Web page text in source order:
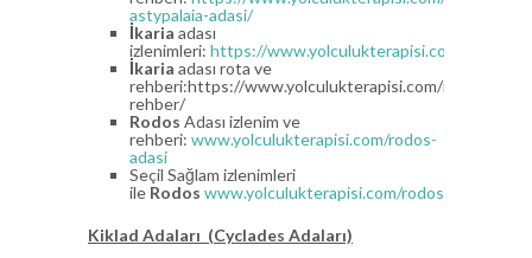
astypalaia-adasi/
İkaria adası
izlenimleri: https://www.yolculukterapisi.com/ikaria/
İkaria adası rota ve
rehberi:https://www.yolculukterapisi.com/ikaria-
rehber/
Rodos Adası izlenim ve
rehberi: www.yolculukterapisi.com/rodos-
adasi
Seçil Sağlam izlenimleri
ile Rodos www.yolculukterapisi.com/rodos
Kiklad Adaları (Cyclades Adaları)